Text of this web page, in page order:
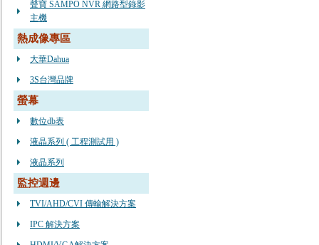
聲寶 SAMPO NVR 網路型錄影
主機
熱成像專區
大華Dahua
3S台灣品牌
螢幕
數位db表
液晶系列 ( 工程測試用 )
液晶系列
監控週邊
TVI/AHD/CVI 傳輸解決方案
IPC 解決方案